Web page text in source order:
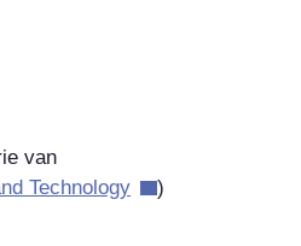
van
Technology
)